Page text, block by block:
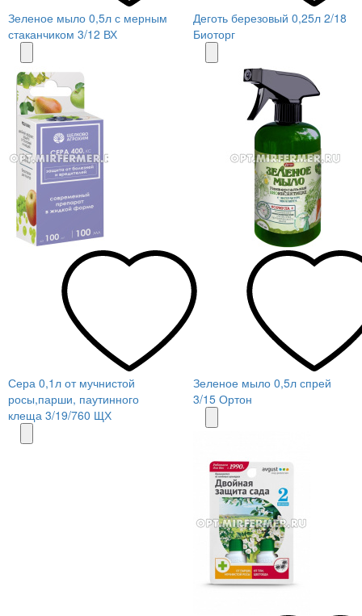
Зеленое мыло 0,5л с мерным
стаканчиком 3/12 ВХ
Деготь березовый 0,25л 2/18
Биоторг
Сера 0,1л от мучнистой
росы,парши, паутинного
клеща 3/19/760 ЩХ
Зеленое мыло 0,5л спрей
3/15 Ортон